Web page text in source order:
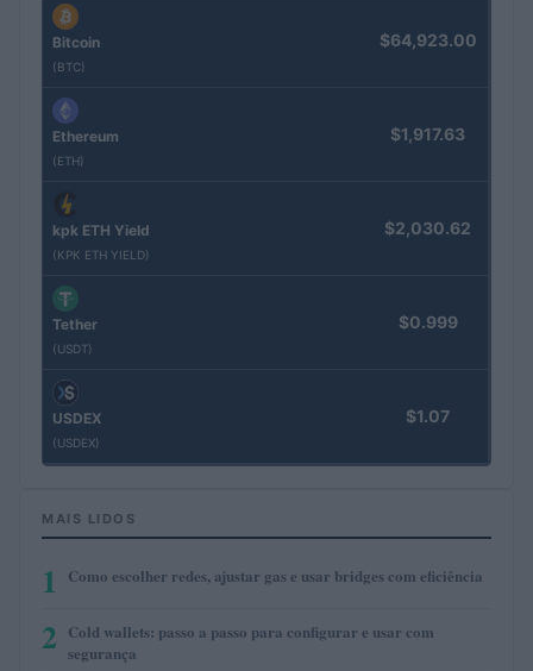
Bitcoin
(BTC)
$64,923.00
Ethereum
(ETH)
$1,917.63
kpk ETH Yield
(KPK ETH YIELD)
$2,030.62
Tether
(USDT)
$0.999
USDEX
(USDEX)
$1.07
MAIS LIDOS
1 Como escolher redes, ajustar gas e usar bridges com eficiência
2 Cold wallets: passo a passo para configurar e usar com
segurança